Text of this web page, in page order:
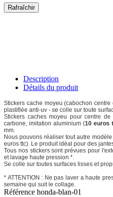
Description
Détails du produit
Stickers cache moyeu (cabochon
plastifiée anti-uv - se colle sur toute
Stickers caches moyeu pour centre
carbone, imitation aluminium (10 euros
mm.
Nous pouvons réaliser tout autre
euros ttc). Le produit idéal pour des
Tous nos stickers sont prévues pour
et lavage haute pression *.
Se colle sur toutes surfaces lisses et
* ATTENTION : Ne pas laver a haute
semaine qui suit le collage.
Référence honda-blan-01